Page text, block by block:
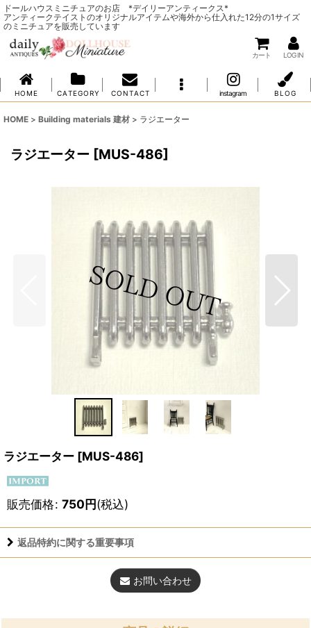
ドールハウスミニチュアのお店 *デイリーアンティークス*
アンティークテイストのオリジナルアイテムや海外から仕入れた12分の1サイズ
のミニチュアを販売しています
カート LOG IN
H O M E C A T E G O R Y C O N T A C T instagram B L O G
HOME > Building materials 建材 > ラジエーター
ラジエーター [MUS-486]
ラジエーター [MUS-486]
販売価格: 750円(税込)
返品特約に関する重要事項
お問い合わせ